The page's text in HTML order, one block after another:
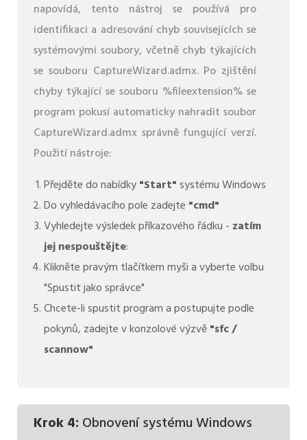
napovídá, tento nástroj se používá pro
identifikaci a adresování chyb souvisejících se
systémovými soubory, včetně chyb týkajících
se souboru CaptureWizard.admx. Po zjištění
chyby týkající se souboru %fileextension% se
program pokusí automaticky nahradit soubor
CaptureWizard.admx správně fungující verzí.
Použití nástroje:
Přejděte do nabídky"Start"systému Windows
Do vyhledávacího pole zadejte "cmd"
Vyhledejte výsledek příkazového řádku - zatím
jej nespouštějte:
Klikněte pravým tlačítkem myši a vyberte volbu
"Spustit jako správce"
Chcete-li spustit program a postupujte podle
pokynů, zadejte v konzolové výzvě"sfc /
scannow"
Krok 4: Obnovení systému Windows